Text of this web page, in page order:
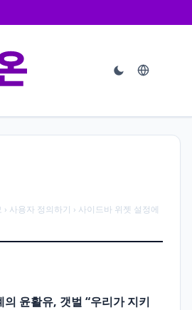
› 사용자 정의하기 › 사이드바 위젯 설정에
의 윤활유, 갯벌 “우리가 지키